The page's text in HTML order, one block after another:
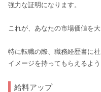
強力な証明になります。
これが、あなたの市場価値を
特に転職の際、職務経歴書に
イメージを持ってもらえるよう
給料アップ